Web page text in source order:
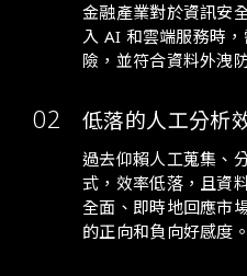
金融產業對於資訊安
入 AI 和雲端服務時
險，並符合資料外洩
低落的人工分析
過去仰賴人工蒐集、
式，效率低落，且資
全面、即時地回應市
的正向和負向好感度。